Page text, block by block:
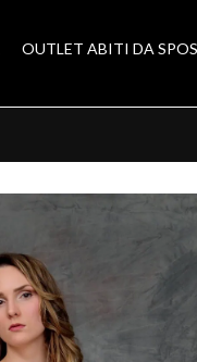
OUTLET ABITI DA